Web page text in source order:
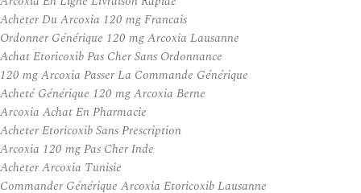
Acheter Du Arcoxia 120 mg Francais
Ordonner Générique 120 mg Arcoxia Lausanne
Achat Etoricoxib Pas Cher Sans Ordonnance
120 mg Arcoxia Passer La Commande Générique
Acheté Générique 120 mg Arcoxia Berne
Arcoxia Achat En Pharmacie
Acheter Etoricoxib Sans Prescription
Arcoxia 120 mg Pas Cher Inde
Acheter Arcoxia Tunisie
Commander Générique Arcoxia Etoricoxib Lausanne